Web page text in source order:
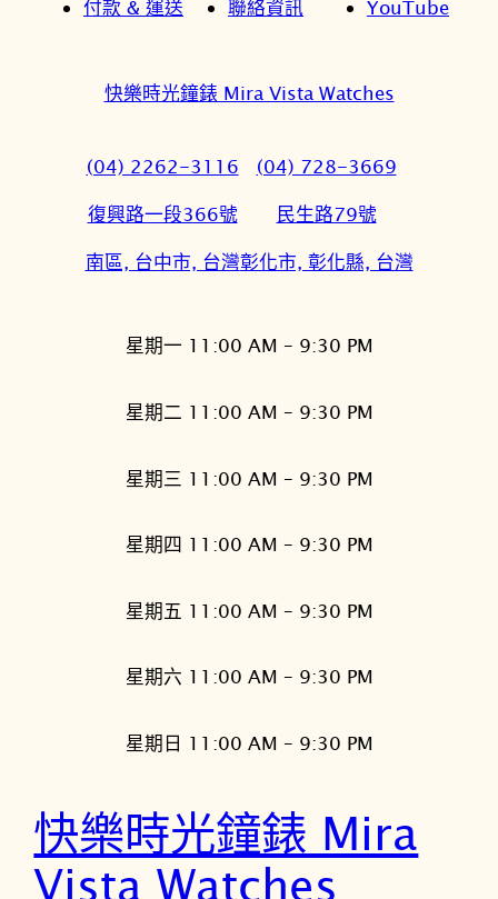
付款 & 運送
聯絡資訊
YouTube
快樂時光鐘錶 Mira Vista Watches
(04) 2262-3116
復興路一段366號
南區, 台中市, 台灣
(04) 728-3669
民生路79號
彰化市, 彰化縣, 台灣
星期一 11:00 AM – 9:30 PM
星期二 11:00 AM – 9:30 PM
星期三 11:00 AM – 9:30 PM
星期四 11:00 AM – 9:30 PM
星期五 11:00 AM – 9:30 PM
星期六 11:00 AM – 9:30 PM
星期日 11:00 AM – 9:30 PM
快樂時光鐘錶 Mira
Vista Watches